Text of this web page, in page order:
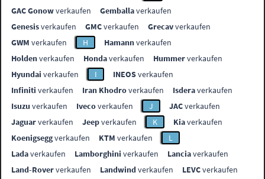
GAC Gonowverkaufen Gemballaverkaufen
Genesisverkaufen GMCverkaufen Grecavverkaufen
GWM verkaufen H Hamannverkaufen
Holdenverkaufen Hondaverkaufen Hummerverkaufen
Hyundai verkaufen I INEOSverkaufen
Infiniti verkaufen Iran Khodroverkaufen Isderaverkaufen
Isuzu verkaufen Ivecoverkaufen J JACverkaufen
Jaguarverkaufen Jeepverkaufen K Kiaverkaufen
Koenigseggverkaufen KTM verkaufen
L
Ladaverkaufen Lamborghini verkaufen Lanciaverkaufen
Land-Roververkaufen Landwindverkaufen LEVCverkaufen